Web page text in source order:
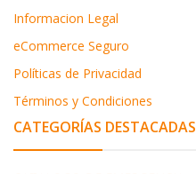
Informacion Legal
eCommerce Seguro
Políticas de Privacidad
Términos y Condiciones
CATEGORÍAS DESTACADAS